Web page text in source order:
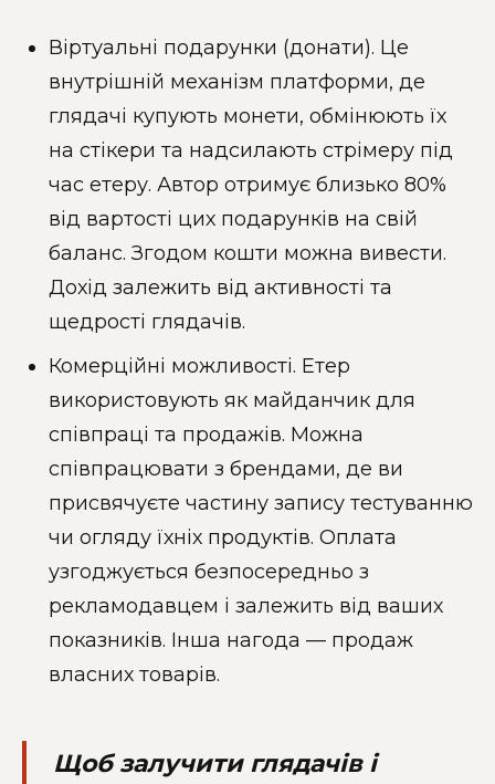
Віртуальні подарунки (донати). Це
внутрішній механізм платформи, де
глядачі купують монети, обмінюють їх
на стікери та надсилають стрімеру під
час етеру. Автор отримує близько 80%
від вартості цих подарунків на свій
баланс. Згодом кошти можна вивести.
Дохід залежить від активності та
щедрості глядачів.
Комерційні можливості. Етер
використовують як майданчик для
співпраці та продажів. Можна
співпрацювати з брендами, де ви
присвячуєте частину запису тестуванню
чи огляду їхніх продуктів. Оплата
узгоджується безпосередньо з
рекламодавцем і залежить від ваших
показників. Інша нагода — продаж
власних товарів.
Щоб залучити глядачів і